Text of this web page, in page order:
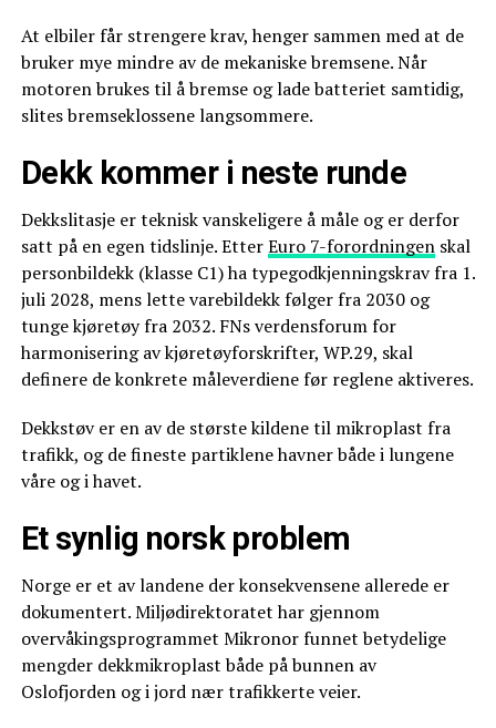
At elbiler får strengere krav, henger sammen med at de
bruker mye mindre av de mekaniske bremsene. Når
motoren brukes til å bremse og lade batteriet samtidig,
slites bremseklossene langsommere.
Dekk kommer i neste runde
Dekkslitasje er teknisk vanskeligere å måle og er derfor
satt på en egen tidslinje. EtterEuro 7-forordningenskal
personbildekk (klasse C1) ha typegodkjenningskrav fra 1.
juli 2028, mens lette varebildekk følger fra 2030 og
tunge kjøretøy fra 2032. FNs verdensforum for
harmonisering av kjøretøyforskrifter, WP.29, skal
definere de konkrete måleverdiene før reglene aktiveres.
Dekkstøv er en av de største kildene til mikroplast fra
trafikk, og de fineste partiklene havner både i lungene
våre og i havet.
Et synlig norsk problem
Norge er et av landene der konsekvensene allerede er
dokumentert. Miljødirektoratet har gjennom
overvåkingsprogrammet Mikronor funnet betydelige
mengder dekkmikroplast både på bunnen av
Oslofjorden og i jord nær trafikkerte veier.